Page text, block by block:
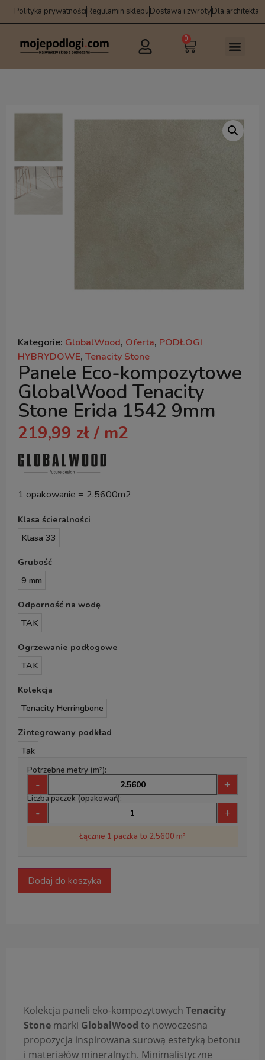
Polityka prywatnościRegulamin sklepuDostawa i zwrotyDla architekta
0
Kategorie: GlobalWood, Oferta, PODŁOGI
HYBRYDOWE, Tenacity Stone
Panele Eco-kompozytowe
GlobalWood Tenacity
Stone Erida 1542 9mm
219,99 zł / m2
1 opakowanie = 2.5600m2
Klasa ścieralności
Klasa 33
Grubość
9 mm
Odporność na wodę
TAK
Ogrzewanie podłogowe
TAK
Kolekcja
Tenacity Herringbone
Zintegrowany podkład
Tak
Potrzebne metry (m²):
- +
Liczba paczek (opakowań):
- +
Łącznie 1 paczka to 2.5600 m²
Dodaj do koszyka
Kolekcja paneli eko-kompozytowych Tenacity
Stone marki GlobalWood to nowoczesna
propozycja inspirowana surową estetyką betonu
i materiałów mineralnych. Minimalistyczne